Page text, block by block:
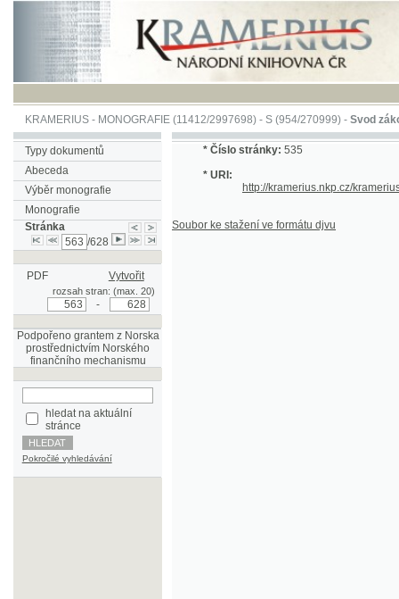
KRAMERIUS-MONOGRAFIE(11412/2997698) -S (954/270999)-Svod zákonův
Typy dokumentů
Abeceda
Výběr monografie
Monografie
Stránka
/628
PDF Vytvořit
rozsah stran: (max. 20)
Podpořeno grantem z Norska
prostřednictvím Norského
finančního mechanismu
stránce
Pokročilé vyhledávání
http://kramerius.nkp.cz/kramerius/
Soubor ke stažení ve formátu djvu